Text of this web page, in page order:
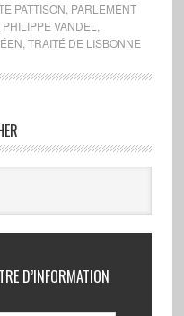
PATTISON PARLEMENT
PHILIPPE VANDEL
TRAITÉ DE LISBONNE
D’INFORMATION